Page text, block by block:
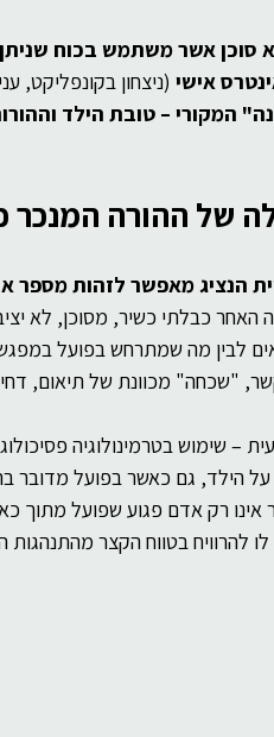
סוכן אשר משתמש בכוח
אישי (ניצחון בקונפליקט,
המקורי – טובת הילד
של ההורה המנכר
הנציג מאפשר לזהות מספר
האחר כבלתי כשיר, מסוכן, לא
לבין מה שמתרחש בפועל
קשר, "שכחה" מכוונת של תיאום,
– שימוש בטרמינולוגיה
על הילד, גם כאשר בפועל מדובר
אינו רק אדם פגוע שפועל מתוך
להרוויח בטווח הקצר מהתנהגות